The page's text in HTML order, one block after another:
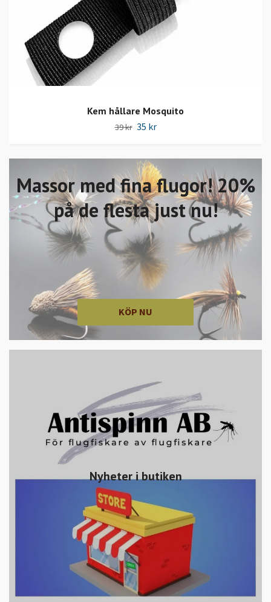
Massor med fina flugor! 20%
på de flesta just nu!
KÖP NU
Nyheter i butiken
Kem hållare Mosquito
39 kr 35 kr